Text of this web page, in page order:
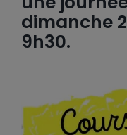
dimanche
9h30.